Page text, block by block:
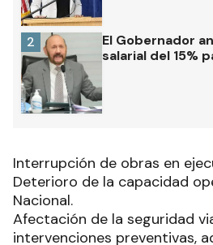
El Gobernador
salarial del 15%
2
Interrupción de obras en
Deterioro de la capacidad
Nacional.
Afectación de la seguridad
intervenciones preventivas,